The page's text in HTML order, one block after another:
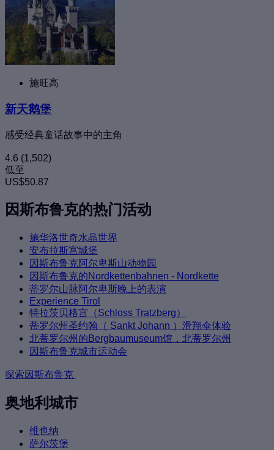
施旺高
新天鹅堡
感受经典童话故事中的主角
4.6 (1,502)
低至
US$50.87
因斯布鲁克的热门活动
施华洛世奇水晶世界
安布拉斯宫城堡
因斯布鲁克阿尔卑斯山动物园
因斯布鲁克的Nordkettenbahnen - Nordkette
蒂罗尔山脉阿尔卑斯晚上的表演
Experience Tirol
特拉茨贝格宫（Schloss Tratzberg）
蒂罗尔州圣约翰（ Sankt Johann ）滑翔伞体验
北蒂罗尔州的Bergbaumuseum馆，北蒂罗尔州
因斯布鲁克城市运动会
探索因斯布鲁克
奥地利城市
维也纳
萨尔茨堡